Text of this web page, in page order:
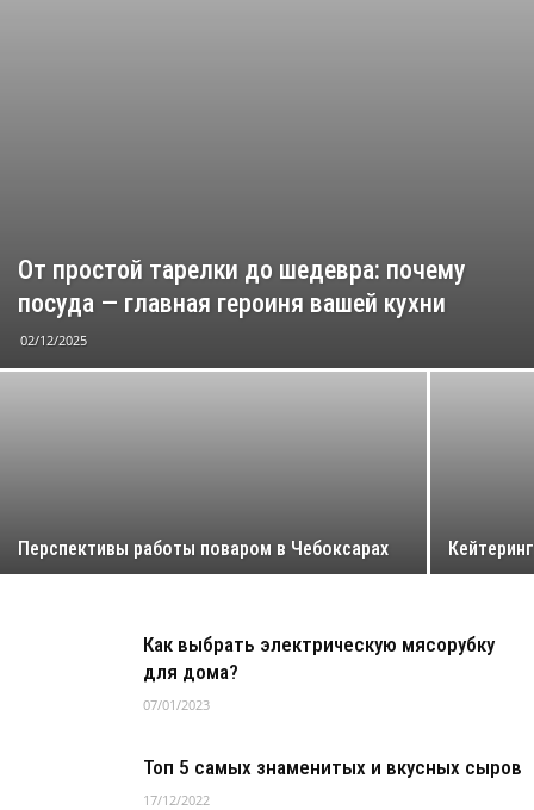
От простой тарелки до шедевра: почему
посуда — главная героиня вашей кухни
02/12/2025
Перспективы работы поваром в Чебоксарах
Как выбрать электрическую мясорубку
для дома?
07/01/2023
Топ 5 самых знаменитых и вкусных сыров
17/12/2022